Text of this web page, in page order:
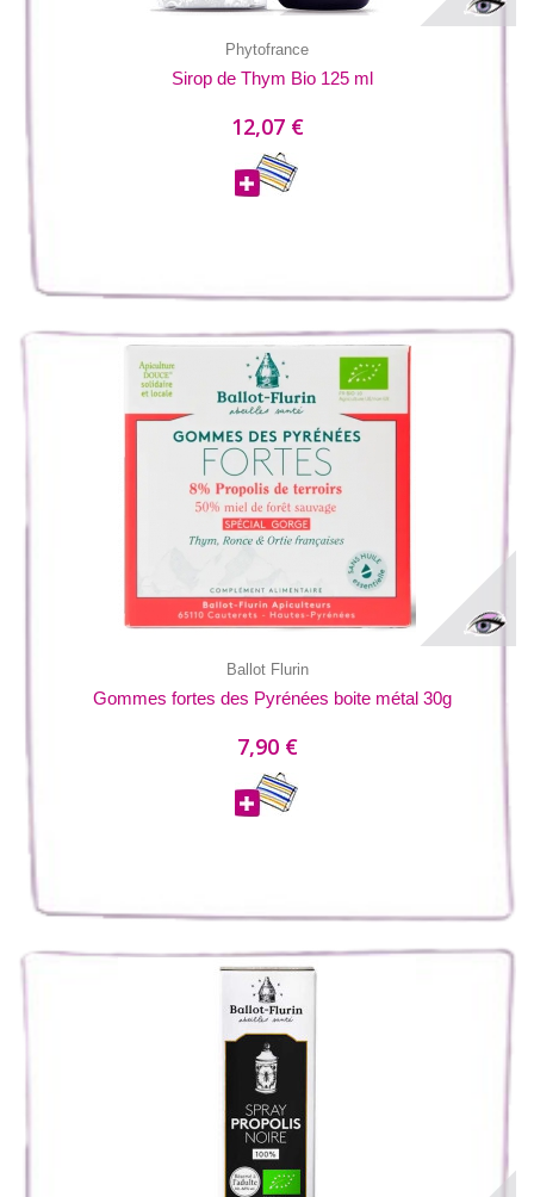
Phytofrance
Sirop de Thym Bio 125 ml
12,07 €
Ballot Flurin
Gommes fortes des Pyrénées boite métal 30g
7,90 €